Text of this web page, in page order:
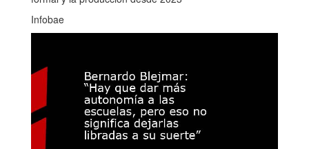
Infobae